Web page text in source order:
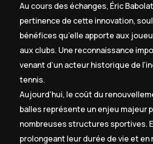
Au cours des échanges, Éric
pertinence de cette innovation,
bénéfices qu’elle apporte aux
aux clubs. Une reconnaissance
venant d’un acteur historique de
tennis.
Aujourd’hui, le coût du
balles représente un enjeu majeur
nombreuses structures sportives.
prolongeant leur durée de vie et en